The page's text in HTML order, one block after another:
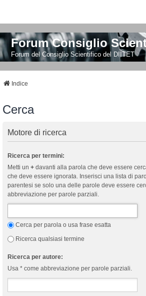
Forum Consiglio
Forum del Consiglio Scientifico del DIITET
Indice
Cerca
Motore di ricerca
Ricerca per termini:
Metti un + davanti alla parola che deve essere
che deve essere ignorata. Inserisci una lista di
parentesi se solo una delle parole deve essere
abbreviazione per parole parziali.
Cerca per parola o usa frase esatta
Ricerca qualsiasi termine
Ricerca per autore:
Usa * come abbreviazione per parole parziali.